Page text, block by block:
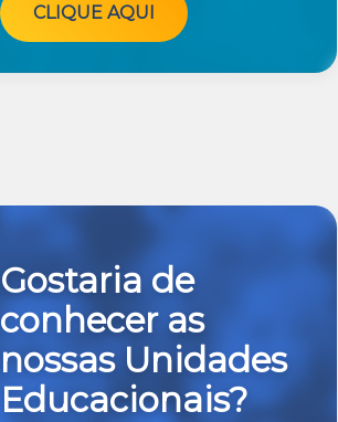
CLIQUE AQUI
Gostaria de
conhecer as
nossas Unidades
Educacionais?